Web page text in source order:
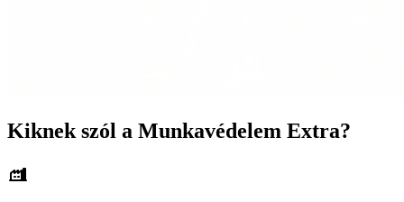
Kiknek szól a Munkavédelem Extra?